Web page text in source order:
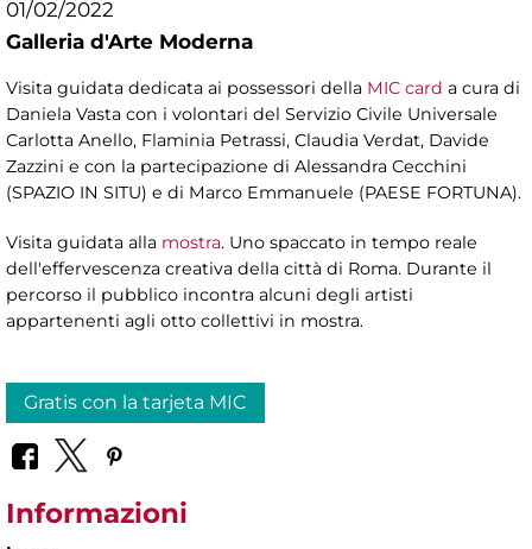
01/02/2022
Galleria d'Arte Moderna
Visita guidata dedicata ai possessori della MIC card a cura di
Daniela Vasta con i volontari del Servizio Civile Universale
Carlotta Anello, Flaminia Petrassi, Claudia Verdat, Davide
Zazzini e con la partecipazione di Alessandra Cecchini
(SPAZIO IN SITU) e di Marco Emmanuele (PAESE FORTUNA).
Visita guidata alla mostra. Uno spaccato in tempo reale
dell'effervescenza creativa della città di Roma. Durante il
percorso il pubblico incontra alcuni degli artisti
appartenenti agli otto collettivi in mostra.
Gratis con la tarjeta MIC
Informazioni